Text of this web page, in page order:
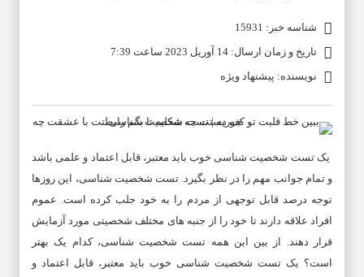
شناسه خبر: 15931
تاریخ و زمان ارسال: 14 آوریل 2023 ساعت 7:39
نویسنده: پیشنهاد ویژه
یکتست شخصیت شناسیخوب باید معتبر، قابل اعتماد و علمی باشد
و تمام جوانب مهم را در نظر بگیرد. تست شخصیت شناسی، این روزها
توجه درصد قابل توجهی از مردم را به خود جلب کرده است. عموم
افراد علاقه دارند تا خود را از جنبه های مختلف شخصیتی مورد آزمایش
قرار دهند. از بین این همه تست شخصیت شناسی، کدام یک بهتر
است؟ یک تست شخصیت شناسی خوب باید معتبر، قابل اعتماد و